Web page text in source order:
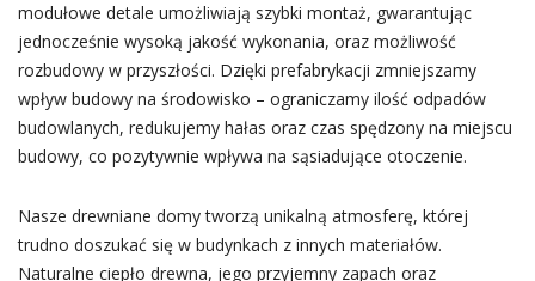
modułowe detale umożliwiają szybki montaż, gwarantując
jednocześnie wysoką jakość wykonania, oraz możliwość
rozbudowy w przyszłości. Dzięki prefabrykacji zmniejszamy
wpływ budowy na środowisko – ograniczamy ilość odpadów
budowlanych, redukujemy hałas oraz czas spędzony na miejscu
budowy, co pozytywnie wpływa na sąsiadujące otoczenie.
Nasze drewniane domy tworzą unikalną atmosferę, której
trudno doszukać się w budynkach z innych materiałów.
Naturalne ciepło drewna, jego przyjemny zapach oraz